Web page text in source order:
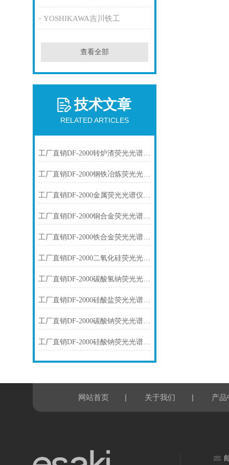
YOSHIKAWA吉川铁工
查看全部
技术文章
RELATED ARTICLES
工厂直销DF-2000转炉渣荧光光谱仪技术参数
工厂直销DF-2000钢铁冶炼荧光光谱仪技术参数
工厂直销DF-2000金属荧光光谱仪技术参数
工厂直销DF-2000铜合金荧光光谱仪技术参数
工厂直销DF-2000铁合金荧光光谱仪技术参数
工厂直销DF-2000二氧化硅荧光光谱仪技术参数
工厂直销DF-2000碳酸氢钠荧光光谱仪技术参数
工厂直销DF-2000硅酸盐荧光光谱仪技术参数
工厂直销DF-2000碳酸钠荧光光谱仪技术参数
工厂直销DF-2000硅酸钠荧光光谱仪技术参数
网站首页 | 关于我们 | 产品